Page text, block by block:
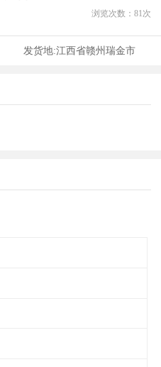
浏览次数： 81次
发货地:江西省赣州瑞金市